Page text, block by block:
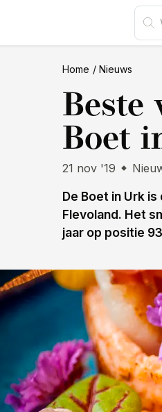
Home Nieuws
Boet
21 nov '19
De Boet in Urk
Flevoland. Het
jaar op positie